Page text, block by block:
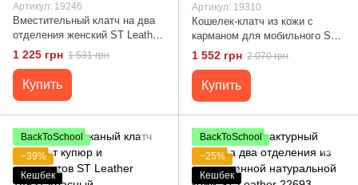
Артикул: 19246
Вместительный клатч на два
отделения женский ST Leather
19246 Черный
1 225 грн 1 531 грн
Купить
Артикул: 19310
Кошелек-клатч из кожи с
карманом для мобильного ST
Leather 19310 Черный
1 552 грн 2 070 грн
Купить
BackToSchool
−39%
Кешбек
BackToSchool
−25%
Кешбек